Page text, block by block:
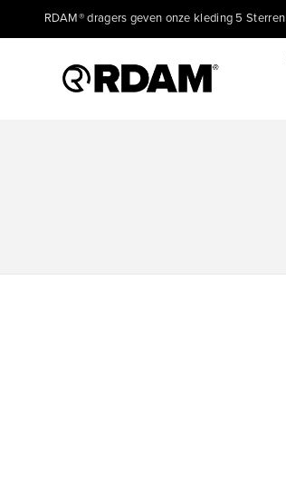
RDAM® dragers geven onze kleding 5